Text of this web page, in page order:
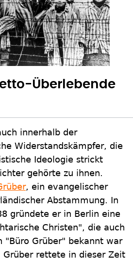
Überlebende
innerhalb der
Widerstandskämpfer, die
Ideologie strickt
gehörte zu ihnen.
, ein evangelischer
Abstammung. In
gründete er in Berlin eine
Christen", die auch
"Büro Grüber" bekannt war
rettete in dieser Zeit